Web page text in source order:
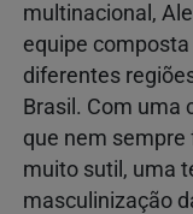
multinacional,
equipe
diferentes
Brasil. Com uma
que nem sempre
muito sutil, uma
masculinização